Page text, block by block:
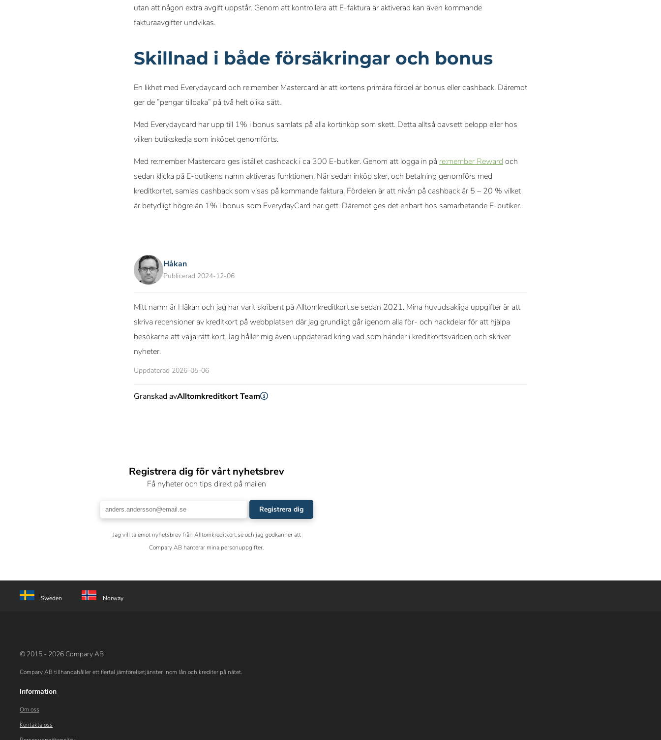
utan att någon extra avgift uppstår. Genom att kontrollera att E-faktura är aktiverad kan även kommande
fakturaavgifter undvikas.
Skillnad i både försäkringar och bonus
En likhet med Everydaycard och re:member Mastercard är att kortens primära fördel är bonus eller cashback. Däremot
ger de ”pengar tillbaka” på två helt olika sätt.
Med Everydaycard har upp till 1% i bonus samlats på alla kortinköp som skett. Detta alltså oavsett belopp eller hos
vilken butikskedja som inköpet genomförts.
Med re:member Mastercard ges istället cashback i ca 300 E-butiker. Genom att logga in på re:member Reward och
sedan klicka på E-butikens namn aktiveras funktionen. När sedan inköp sker, och betalning genomförs med
kreditkortet, samlas cashback som visas på kommande faktura. Fördelen är att nivån på cashback är 5 – 20 % vilket
är betydligt högre än 1% i bonus som EverydayCard har gett. Däremot ges det enbart hos samarbetande E-butiker.
Håkan
Publicerad 2024-12-06
Mitt namn är Håkan och jag har varit skribent på Alltomkreditkort.se sedan 2021. Mina huvudsakliga uppgifter är att
skriva recensioner av kreditkort på webbplatsen där jag grundligt går igenom alla för- och nackdelar för att hjälpa
besökarna att välja rätt kort. Jag håller mig även uppdaterad kring vad som händer i kreditkortsvärlden och skriver
nyheter.
Uppdaterad 2026-05-06
Granskad avAlltomkreditkort Team
Registrera dig för vårt nyhetsbrev
Få nyheter och tips direkt på mailen
Registrera dig
Jag vill ta emot nyhetsbrev från Alltomkreditkort.se och jag godkänner att
Compary AB hanterar mina personuppgifter.
Sweden Norway
© 2015 - 2026 Compary AB
Compary AB tillhandahåller ett flertal jämförelsetjänster inom lån och krediter på nätet.
Information
Om oss
Kontakta oss